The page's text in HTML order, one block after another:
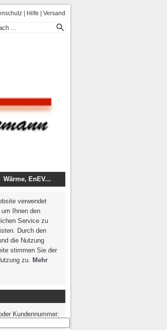
Hilfe Versand
Wärme, EnEV...
Brand, Schall
Photovoltaik /
Solarthermie
verwendet
Ihnen den
Service zu
Durch den
die Nutzung
stimmen Sie der
zu. Mehr
Kundennummer: